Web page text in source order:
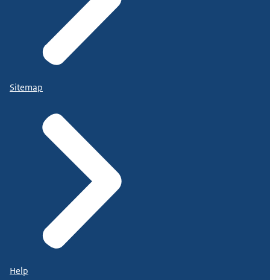
Sitemap
Help